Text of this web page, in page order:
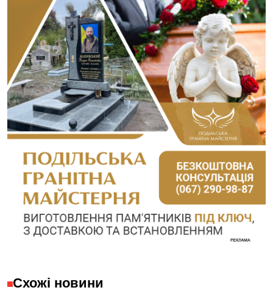
Схожі новини